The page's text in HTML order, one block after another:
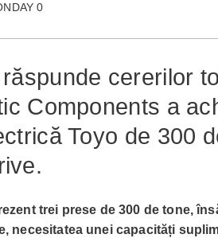
0
cererilor
Components a
Toyo de 300
trei prese de 300 de tone,
necesitatea unei capacități